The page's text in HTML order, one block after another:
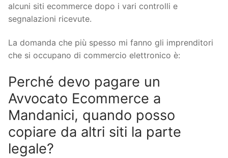
alcuni siti ecommerce dopo i vari controlli e
segnalazioni ricevute.
La domanda che più spesso mi fanno gli imprenditori
che si occupano di commercio elettronico è:
Perché devo pagare un
Avvocato Ecommerce a
Mandanici, quando posso
copiare da altri siti la parte
legale?